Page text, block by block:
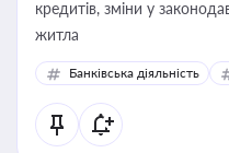
кредитів, зміни у
житла
Банківська діяльність